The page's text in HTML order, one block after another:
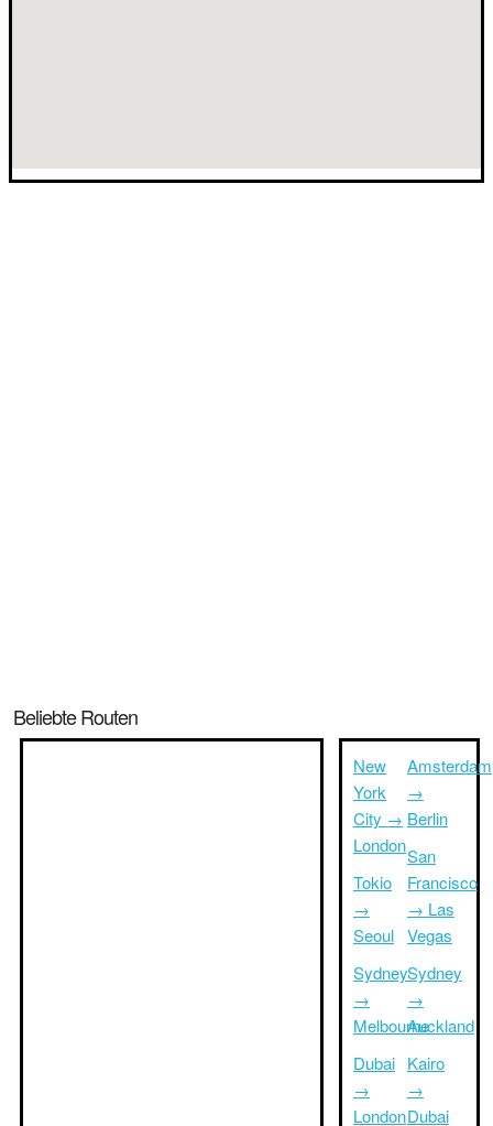
Beliebte Routen
New
York
City →
London
Tokio
→
Seoul
Sydney
→
Melbourne
Dubai
→
London
Amsterdam
→
Berlin
San
Francisco
→ Las
Vegas
Sydney
→
Auckland
Kairo
→
Dubai